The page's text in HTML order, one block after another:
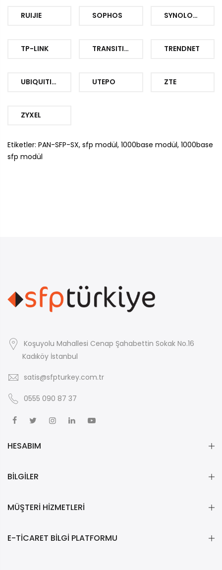
RUIJIE SOPHOS SYNOLOGY
TP-LINK TRANSITION TRENDNET
UBIQUITI-UBNT-UNIFI UTEPO ZTE
ZYXEL
Etiketler: PAN-SFP-SX, sfp modül, 1000base modül, 1000base
sfp modül
Koşuyolu Mahallesi Cenap Şahabettin Sokak No.16
Kadıköy İstanbul
satis@sfpturkey.com.tr
0555 090 87 37
HESABIM
BİLGİLER
MÜŞTERİ HİZMETLERİ
E-TİCARET BİLGİ PLATFORMU